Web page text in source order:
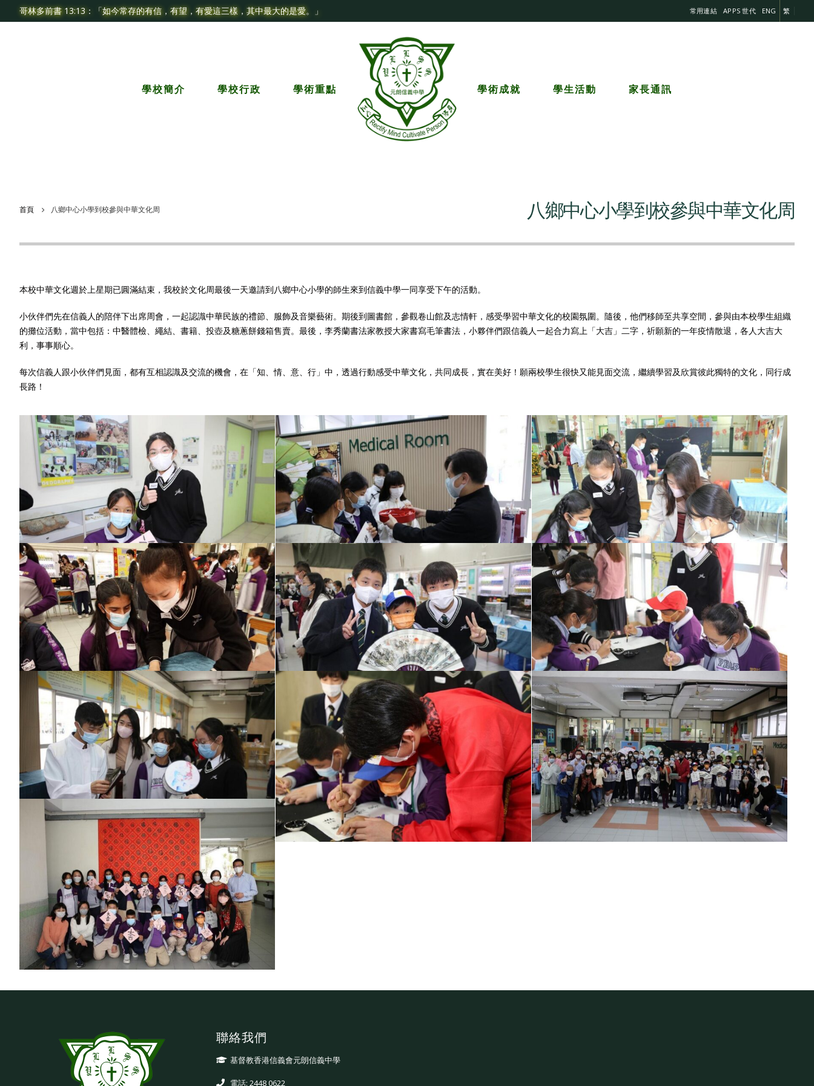
哥林多前書 13:13：「如今常存的有信，有望，有愛這三樣，其中最大的是愛。」 常用連結 APPS 世代 ENG 繁
學校簡介 學校行政 學術重點 學術成就 學生活動 家長通訊
首頁 八鄉中心小學到校參與中華文化周 八鄉中心小學到校參與中華文化周
本校中華文化週於上星期已圓滿結束，我校於文化周最後一天邀請到八鄉中心小學的師生來到信義中學一同享受下午的活動。
小伙伴們先在信義人的陪伴下出席周會，一起認識中華民族的禮節、服飾及音樂藝術。期後到圖書館，參觀卷山館及志情軒，感受學習中華文化的校園氛圍。隨後，他們移師至共享空間，參與由本校學生組織
的攤位活動，當中包括：中醫體檢、繩結、書籍、投壺及糖蔥餅錢箱售賣。最後，李秀蘭書法家教授大家書寫毛筆書法，小夥伴們跟信義人一起合力寫上「大吉」二字，祈願新的一年疫情散退，各人大吉大
利，事事順心。
每次信義人跟小伙伴們見面，都有互相認識及交流的機會，在「知、情、意、行」中，透過行動感受中華文化，共同成長，實在美好！願兩校學生很快又能見面交流，繼續學習及欣賞彼此獨特的文化，同行成
長路！
聯絡我們
基督教香港信義會元朗信義中學
電話: 2448 0622